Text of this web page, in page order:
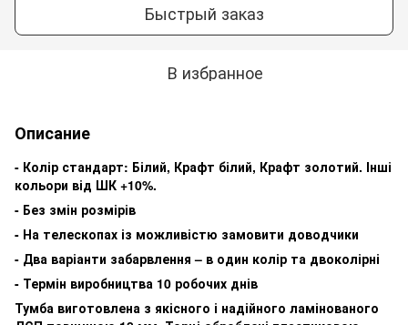
Быстрый заказ
В избранное
Описание
- Колір стандарт: Білий, Крафт білий, Крафт золотий. Інші
кольори від ШК +10%.
- Без змін розмірів
- На телескопах із можливістю замовити доводчики
- Два варіанти забарвлення – в один колір та двоколірні
- Термін виробництва 10 робочих днів
Тумба виготовлена з якісного і надійного ламінованого